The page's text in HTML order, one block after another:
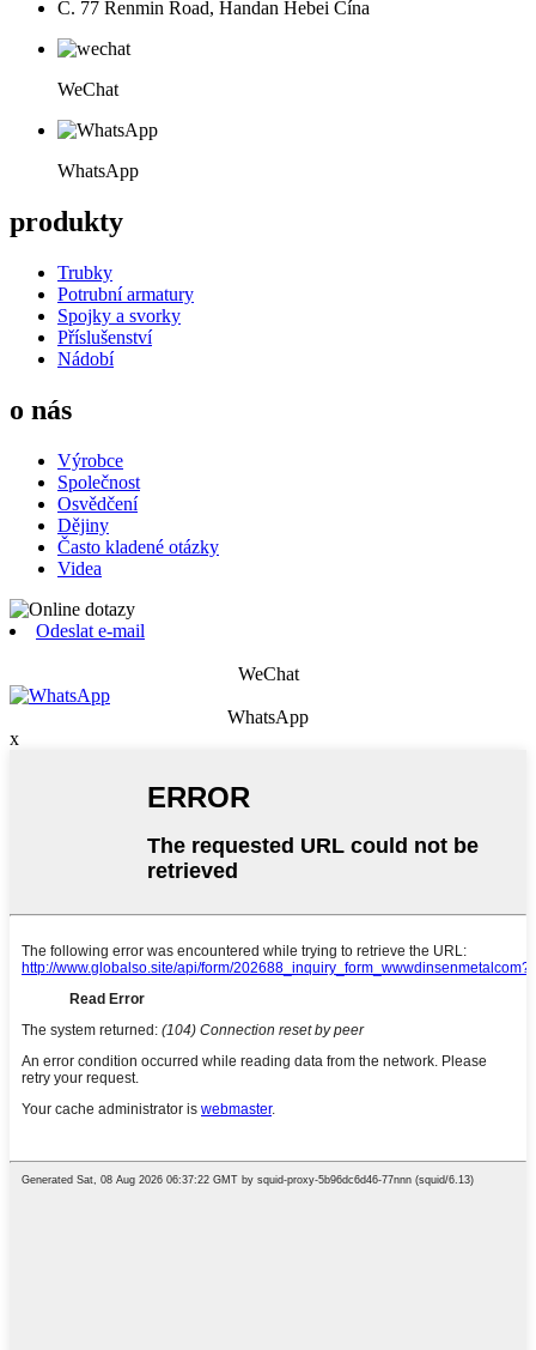
Č. 77 Renmin Road, Handan Hebei Čína
WeChat
WhatsApp
produkty
Trubky
Potrubní armatury
Spojky a svorky
Příslušenství
Nádobí
o nás
Výrobce
Společnost
Osvědčení
Dějiny
Často kladené otázky
Videa
Odeslat e-mail
WeChat
WhatsApp
x